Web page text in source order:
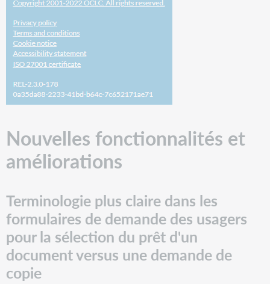
Problèmes
corrigés
et
problèmes
connus
Liens
importants
Séances
la
nouvelle
version
documentation
Nouvelles fonctionnalités et
améliorations
Terminologie plus claire dans les
formulaires de demande des usagers
pour la sélection du prêt d'un
document versus une demande de
copie